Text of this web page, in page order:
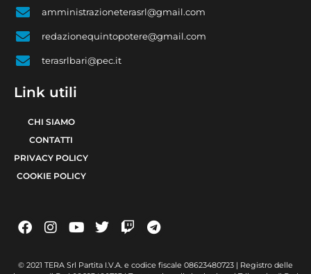
amministrazioneterasrl@gmail.com
redazionequintopotere@gmail.com
terasrlbari@pec.it
Link utili
CHI SIAMO
CONTATTI
PRIVACY POLICY
COOKIE POLICY
© 2021 TERA Srl Partita I.V.A. e codice fiscale 08623480723 | Registro delle